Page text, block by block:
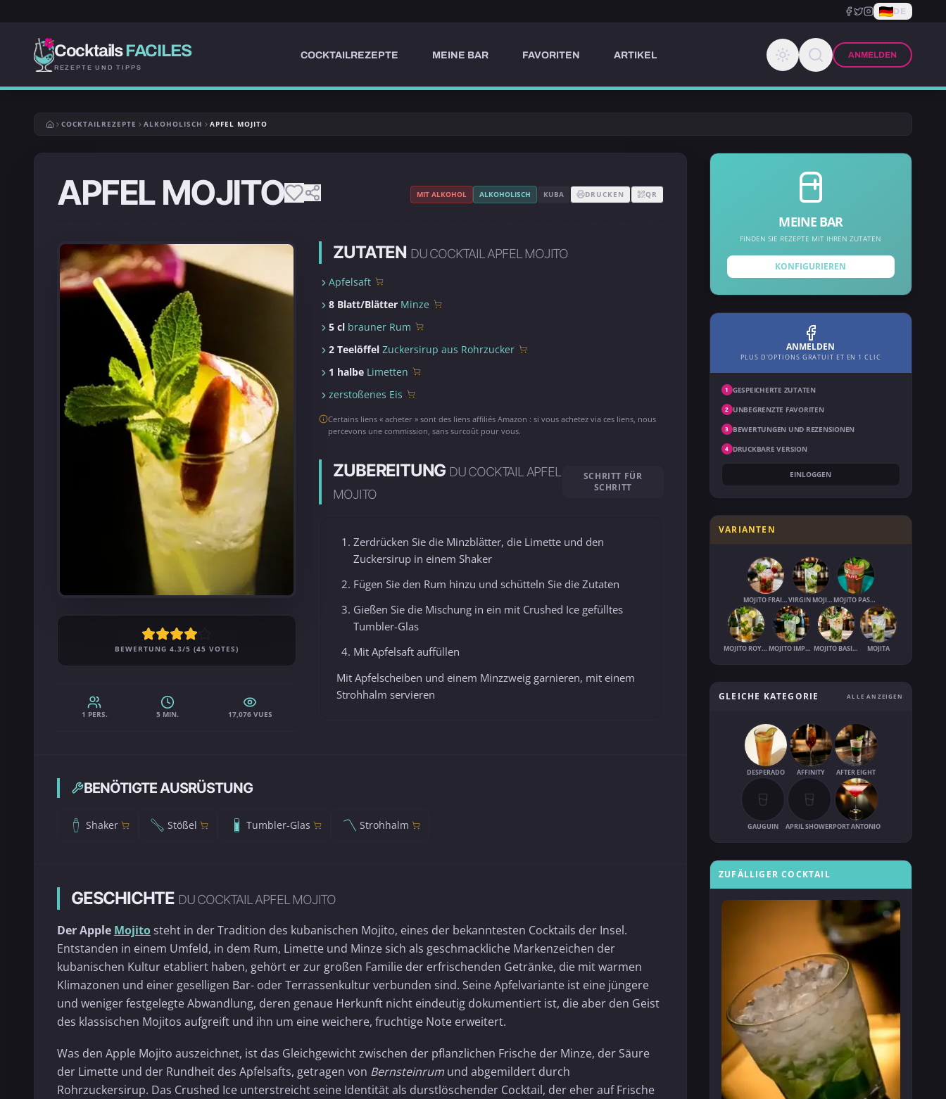
DE
CocktailsFACILES
REZEPTE UND TIPPS
COCKTAILREZEPTE MEINE BAR FAVORITEN ARTIKEL ANMELDEN
COCKTAILREZEPTE ALKOHOLISCH APFEL MOJITO
APFEL MOJITO MIT ALKOHOL ALKOHOLISCH KUBA DRUCKEN QR
BEWERTUNG 4.3/5 (45 VOTES)
1 PERS. 5 MIN. 17,076 VUES
ZUTATEN DU COCKTAIL APFEL MOJITO
Apfelsaft
8 Blatt/Blätter Minze
5 cl brauner Rum
2 TeelöffelZuckersirup aus Rohrzucker
1 halbe Limetten
zerstoßenes Eis
Certains liens « acheter » sont des liens affiliés Amazon : si vous achetez via ces liens, nous
percevons une commission, sans surcoût pour vous.
ZUBEREITUNG DU COCKTAIL APFEL
MOJITO
SCHRITT FÜR
SCHRITT
Zerdrücken Sie die Minzblätter, die Limette und den
Zuckersirup in einem Shaker
Fügen Sie den Rum hinzu und schütteln Sie die Zutaten
Gießen Sie die Mischung in ein mit Crushed Ice gefülltes
Tumbler-Glas
Mit Apfelsaft auffüllen
Mit Apfelscheiben und einem Minzzweig garnieren, mit einem
Strohhalm servieren
BENÖTIGTE AUSRÜSTUNG
Shaker Stößel Tumbler-Glas Strohhalm
GESCHICHTE DU COCKTAIL APFEL MOJITO
Der Apple Mojito steht in der Tradition des kubanischen Mojito, eines der bekanntesten Cocktails der Insel.
Entstanden in einem Umfeld, in dem Rum, Limette und Minze sich als geschmackliche Markenzeichen der
kubanischen Kultur etabliert haben, gehört er zur großen Familie der erfrischenden Getränke, die mit warmen
Klimazonen und einer geselligen Bar- oder Terrassenkultur verbunden sind. Seine Apfelvariante ist eine jüngere
und weniger festgelegte Abwandlung, deren genaue Herkunft nicht eindeutig dokumentiert ist, die aber den Geist
des klassischen Mojitos aufgreift und ihn um eine weichere, fruchtige Note erweitert.
Was den Apple Mojito auszeichnet, ist das Gleichgewicht zwischen der pflanzlichen Frische der Minze, der Säure
der Limette und der Rundheit des Apfelsafts, getragen von Bernsteinrum und abgemildert durch
Rohrzuckersirup. Das Crushed Ice unterstreicht seine Identität als durstlöschender Cocktail, der eher auf Frische
MEINE BAR
FINDEN SIE REZEPTE MIT IHREN ZUTATEN
KONFIGURIEREN
ANMELDEN
PLUS D'OPTIONS GRATUIT ET EN 1 CLIC
1 GESPEICHERTE ZUTATEN
2 UNBEGRENZTE FAVORITEN
3 BEWERTUNGEN UND REZENSIONEN
4 DRUCKBARE VERSION
EINLOGGEN
VARIANTEN
MOJITO FRAISE VIRGIN MOJITO MOJITO PASTÈQUE
MOJITO ROYAL MOJITO IMPERIAL MOJITO BASILIC MOJITA
GLEICHE KATEGORIE ALLE ANZEIGEN
DESPERADO AFFINITY AFTER EIGHT
GAUGUIN APRIL SHOWERPORT ANTONIO
ZUFÄLLIGER COCKTAIL